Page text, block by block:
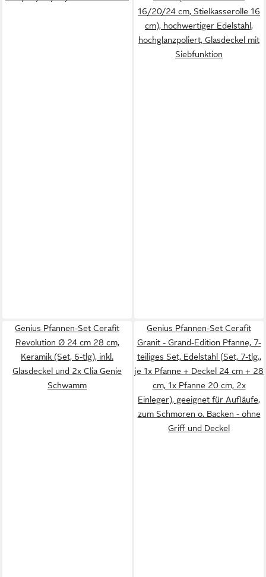
16/20/24 cm, Stielkasserolle 16
cm), hochwertiger Edelstahl,
hochglanzpoliert, Glasdeckel mit
Siebfunktion
Genius Pfannen-Set Cerafit
Revolution Ø 24 cm 28 cm,
Keramik (Set, 6-tlg), inkl.
Glasdeckel und 2x Clia Genie
Schwamm
Genius Pfannen-Set Cerafit
Granit - Grand-Edition Pfanne, 7-
teiliges Set, Edelstahl (Set, 7-tlg.,
je 1x Pfanne + Deckel 24 cm + 28
cm, 1x Pfanne 20 cm, 2x
Einleger), geeignet für Aufläufe,
zum Schmoren o. Backen - ohne
Griff und Deckel